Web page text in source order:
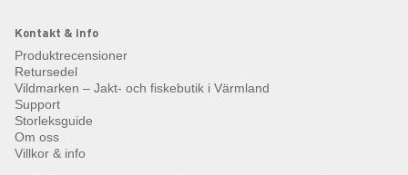
Kontakt & info
Produktrecensioner
Retursedel
Vildmarken – Jakt- och fiskebutik i Värmland
Support
Storleksguide
Om oss
Villkor & info